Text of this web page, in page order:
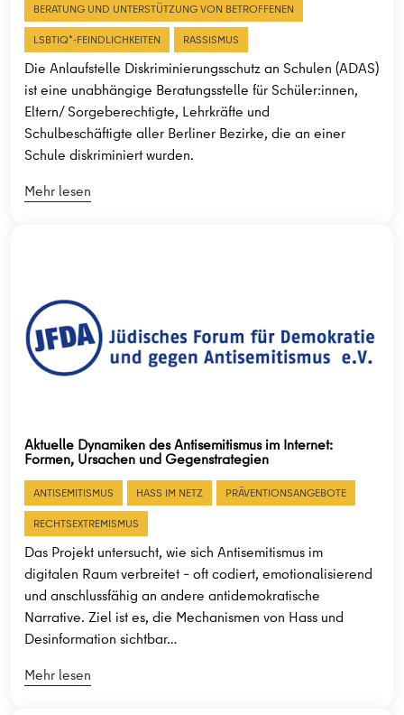
BERATUNG UND UNTERSTÜTZUNG VON BETROFFENEN
LSBTIQ*-FEINDLICHKEITEN
RASSISMUS
Die Anlaufstelle Diskriminierungsschutz an Schulen (ADAS)
ist eine unabhängige Beratungsstelle für Schüler:innen,
Eltern/ Sorgeberechtigte, Lehrkräfte und
Schulbeschäftigte aller Berliner Bezirke, die an einer
Schule diskriminiert wurden.
Mehr lesen
Aktuelle Dynamiken des Antisemitismus im Internet:
Formen, Ursachen und Gegenstrategien
ANTISEMITISMUS HASS IM NETZ
PRÄVENTIONSANGEBOTE
RECHTSEXTREMISMUS
Das Projekt untersucht, wie sich Antisemitismus im
digitalen Raum verbreitet – oft codiert, emotionalisierend
und anschlussfähig an andere antidemokratische
Narrative. Ziel ist es, die Mechanismen von Hass und
Desinformation sichtbar…
Mehr lesen